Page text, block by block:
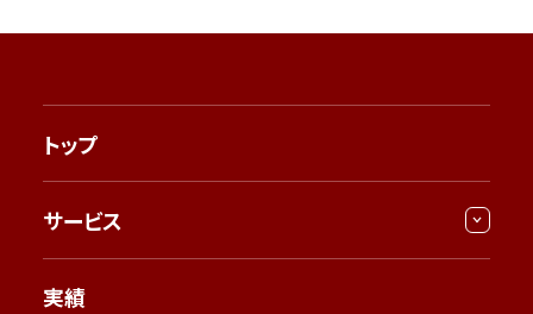
トップ
サービス
実績